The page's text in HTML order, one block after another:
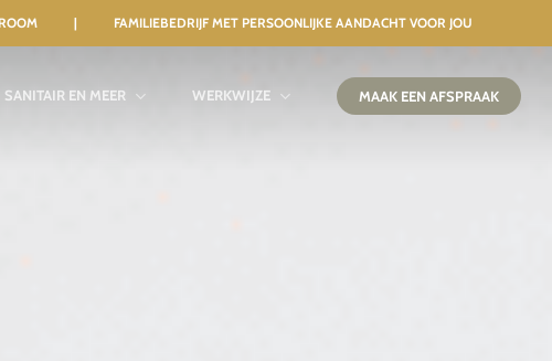
| FAMILIEBEDRIJF MET PERSOONLIJKE AANDACHT VOOR JOU
SANITAIR EN MEER WERKWIJZE MAAK EEN AFSPRAAK